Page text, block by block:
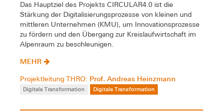
Das Hauptziel des Projekts CIRCULAR4.0 ist die
Stärkung der Digitalisierungsprozesse von kleinen und
mittleren Unternehmen (KMU), um Innovationsprozesse
zu fördern und den Übergang zur Kreislaufwirtschaft im
Alpenraum zu beschleunigen.
MEHR
Projektleitung THRO: Prof. Andreas Heinzmann
Digitale Transformation Digitale Transformation